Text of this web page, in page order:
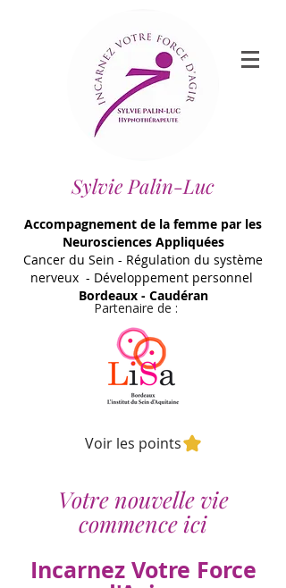
Sylvie Palin-Luc
Accompagnement de la femme par les
Neurosciences Appliquées
Cancer du Sein - Régulation du système
nerveux - Développement personnel
Bordeaux - Caudéran
Partenaire de :
Voir les points
Votre nouvelle vie
commence ici
Incarnez Votre Force